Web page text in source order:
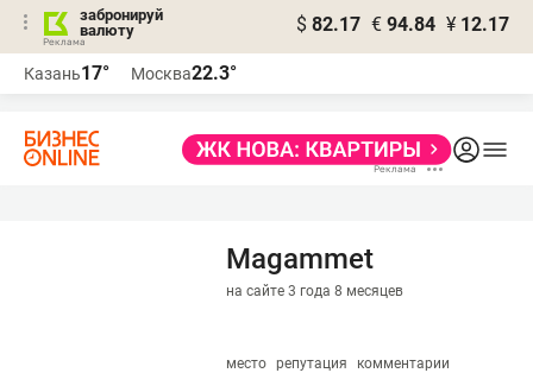
забронируй
валюту
$ 82.17 € 94.84 ¥ 12.17
Казань17° Москва22.3°
Magammet
на сайте 3 года 8 месяцев
место репутация комментарии